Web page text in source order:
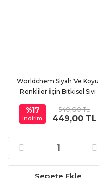
Worldchem Siyah Ve Koyu
Renkliler İçin Bitkisel Sıvı
%17
indirim
540,00 TL
449,00 TL